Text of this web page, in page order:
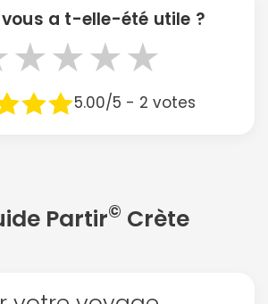
a t-elle-été utile ?
★
★
★
★
5.00/5 - 2 votes
Partir© Crète